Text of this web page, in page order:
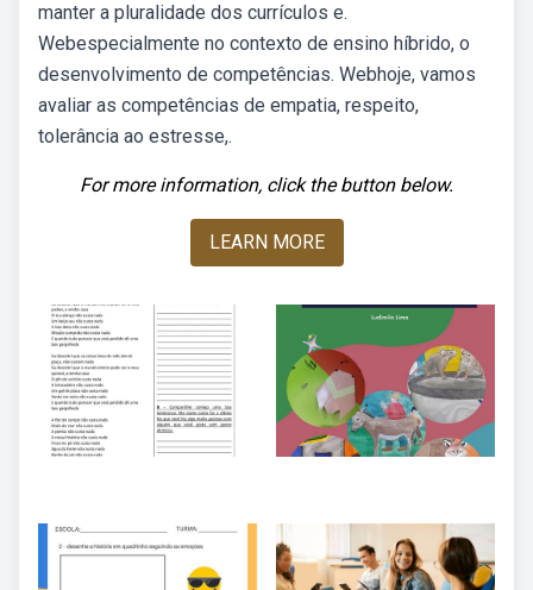
manter a pluralidade dos currículos e.
Webespecialmente no contexto de ensino híbrido, o
desenvolvimento de competências. Webhoje, vamos
avaliar as competências de empatia, respeito,
tolerância ao estresse,.
For more information, click the button below.
LEARN MORE